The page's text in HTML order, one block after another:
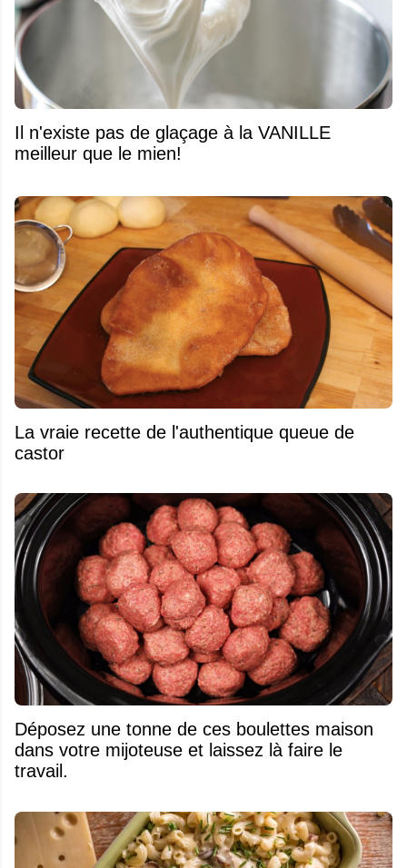
Il n'existe pas de glaçage à la VANILLE
meilleur que le mien!
La vraie recette de l'authentique queue de
castor
Déposez une tonne de ces boulettes maison
dans votre mijoteuse et laissez là faire le
travail.